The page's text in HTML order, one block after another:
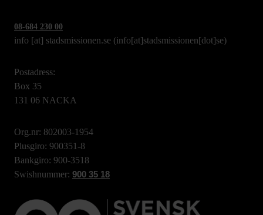
08-684 230 00
info [at] stadsmissionen.se (info[at]stadsmissionen[dot]se)
Postadress:
Box 35
131 06 NACKA
Org.nr: 802003-1954
Plusgiro: 900351-8
Bankgiro: 900-3518
Swishnummer: 900 35 18